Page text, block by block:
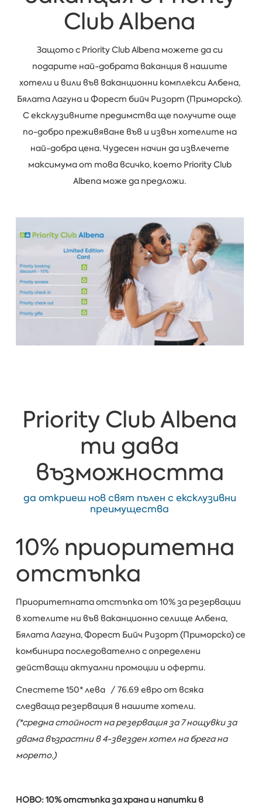
Club Albena
Защото с Priority Club Albena можете да си
подарите най-добрата ваканция в нашите
хотели и вили във ваканционни комплекси Албена,
Бялата Лагуна и Форест бийч Ризорт (Приморско).
С ексклузивните предимства ще получите още
по-добро преживяване във и извън хотелите на
най-добра цена. Чудесен начин да извлечете
максимума от това всичко, което Priority Club
Albena може да предложи.
Priority Club Albena
ти дава
възможността
да откриеш нов свят пълен с ексклузивни
преимущества
10% приоритетна
отстъпка
Приоритетната отстъпка от 10% за резервации
в хотелите ни във ваканционно селище Албена,
Бялата Лагуна, Форест Бийч Ризорт (Приморско) се
комбинира последователно с определени
действащи актуални промоции и оферти.
Спестете 150* лева / 76.69 евро от всяка
следваща резервация в нашите хотели.
(*средна стойност на резервация за 7 нощувки за
двама възрастни в 4-звезден хотел на брега на
морето.)
НОВО: 10% отстъпка за храна и напитки в